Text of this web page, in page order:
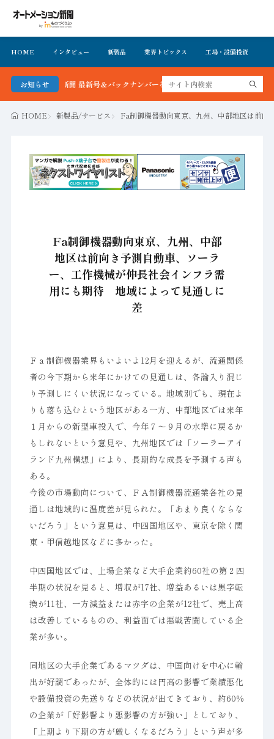
HOME インタビュー 新製品 業界トピックス 工場・設備投資
お知らせ
ョン新聞 最新号＆バックナンバーを無料で公開中 詳細はこちら
HOME 新製品/サービス Fa制御機器動向東京、九州、中部地区は前
Fa制御機器動向東京、九州、中部
地区は前向き予測自動車、ソーラ
ー、工作機械が伸長社会インフラ需
用にも期待 地域によって見通しに
差
Ｆａ制御機器業界もいよいよ12月を迎えるが、流通関係
者の今下期から来年にかけての見通しは、各論入り混じ
り予測しにくい状況になっている。地域別でも、現在よ
りも落ち込むという地区がある一方、中部地区では来年
１月からの新型車投入で、今年７～９月の水準に戻るか
もしれないという意見や、九州地区では「ソーラーアイ
ランド九州構想」により、長期的な成長を予測する声も
ある。
今後の市場動向について、ＦＡ制御機器流通業各社の見
通しは地域的に温度差が見られた。「あまり良くならな
いだろう」という意見は、中四国地区や、東京を除く関
東・甲信越地区などに多かった。
中四国地区では、上場企業など大手企業約60社の第２四
半期の状況を見ると、増収が17社、増益あるいは黒字転
換が11社、一方減益または赤字の企業が12社で、売上高
は改善しているものの、利益面では悪戦苦闘している企
業が多い。
同地区の大手企業であるマツダは、中国向けを中心に輸
出が好調であったが、全体的には円高の影響で業績悪化
や設備投資の先送りなどの状況が出てきており、約60％
の企業が「好影響より悪影響の方が強い」としており、
「上期より下期の方が厳しくなるだろう」という声が多